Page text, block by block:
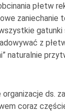
płetw
zaniechanie
z
naturalnie
organizacje ds.
coraz